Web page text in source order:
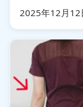
2025年12月12